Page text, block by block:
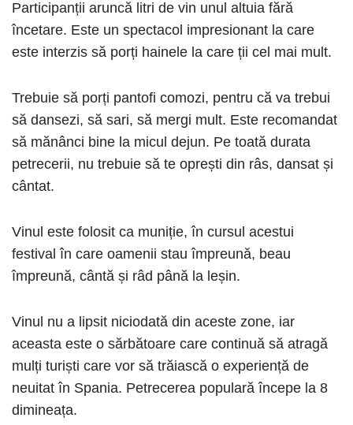
Participanții aruncă litri de vin unul altuia fără
încetare. Este un spectacol impresionant la care
este interzis să porți hainele la care ții cel mai mult.
Trebuie să porți pantofi comozi, pentru că va trebui
să dansezi, să sari, să mergi mult. Este recomandat
să mănânci bine la micul dejun. Pe toată durata
petrecerii, nu trebuie să te oprești din râs, dansat și
cântat.
Vinul este folosit ca muniție, în cursul acestui
festival în care oamenii stau împreună, beau
împreună, cântă și râd până la leșin.
Vinul nu a lipsit niciodată din aceste zone, iar
aceasta este o sărbătoare care continuă să atragă
mulți turiști care vor să trăiască o experiență de
neuitat în Spania. Petrecerea populară începe la 8
dimineața.